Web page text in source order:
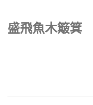
盛飛魚木簸箕